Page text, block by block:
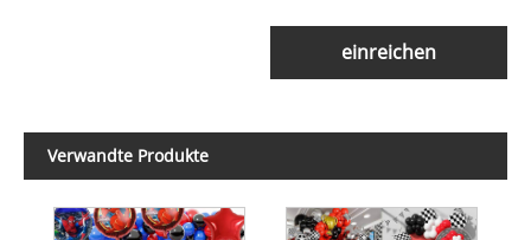
einreichen
Verwandte Produkte